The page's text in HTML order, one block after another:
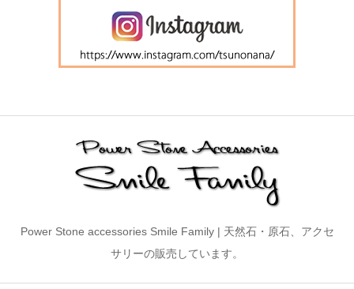
Power Stone accessories Smile Family | 天然石・原石、アクセ
サリーの販売しています。